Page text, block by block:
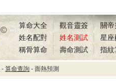
算命大全 觀音靈簽
關
姓名配對
姓名測試
星座
稱骨算命
壽命測試 指紋
- 算命查詢 - 面熱預測